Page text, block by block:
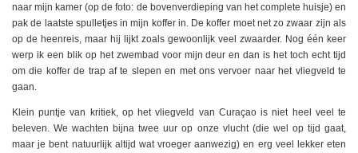
naar mijn kamer (op de foto: de bovenverdieping van het complete huisje) en
pak de laatste spulletjes in mijn koffer in. De koffer moet net zo zwaar zijn als
op de heenreis, maar hij lijkt zoals gewoonlijk veel zwaarder. Nog één keer
werp ik een blik op het zwembad voor mijn deur en dan is het toch echt tijd
om die koffer de trap af te slepen en met ons vervoer naar het vliegveld te
gaan.
Klein puntje van kritiek, op het vliegveld van Curaçao is niet heel veel te
beleven. We wachten bijna twee uur op onze vlucht (die wel op tijd gaat,
maar je bent natuurlijk altijd wat vroeger aanwezig) en erg veel lekker eten